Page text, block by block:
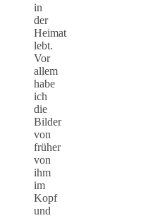
in
der
Heimat
lebt.
Vor
allem
habe
ich
die
Bilder
von
früher
von
ihm
im
Kopf
und